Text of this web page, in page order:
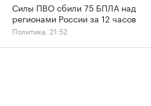
Силы ПВО сбили 75 БПЛА над
регионами России за 12 часов
Политика, 21:52